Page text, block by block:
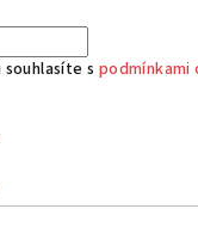
s podmínkami